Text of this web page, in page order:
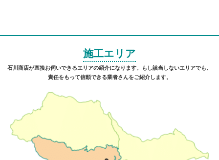
施工エリア
石川商店が直接お伺いできるエリアの紹介になります。もし該当しないエリアでも、
責任をもって信頼できる業者さんをご紹介します。